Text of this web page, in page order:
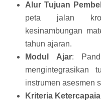
Alur Tujuan
peta jalan
kesinambungan
tahun ajaran.
Modul Ajar:
mengintegrasikan
instrumen asesmen
Kriteria